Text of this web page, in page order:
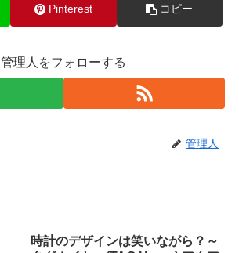
Pinterest コピー
管理人をフォローする
管理人
時計のデザインは笑いながら？～